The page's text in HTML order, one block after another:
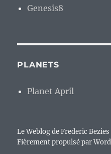
Genesis8
PLANETS
Planet April
Le Weblog de Frederic Bezies
Fièrement propulsé par